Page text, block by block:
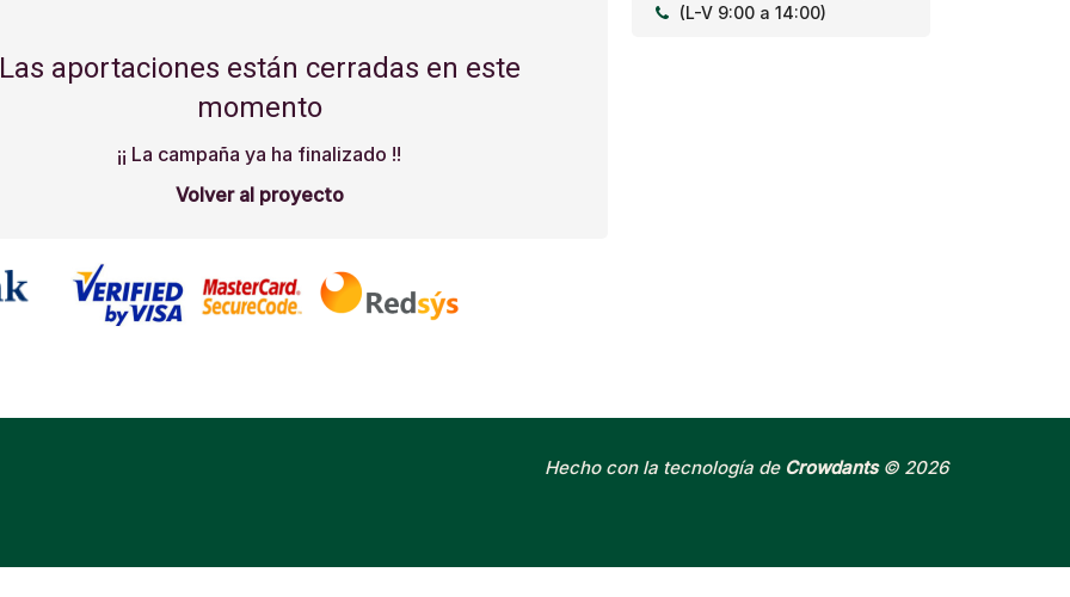
Las aportaciones están cerradas en este
momento
¡¡ La campaña ya ha finalizado !!
Volver al proyecto
(L-V 9:00 a 14:00)
Hecho con la tecnología de Crowdants© 2026